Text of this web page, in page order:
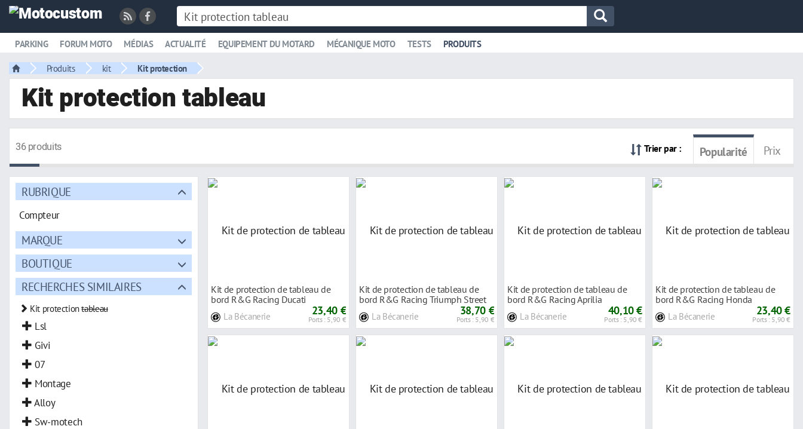
PARKING FORUM MOTO MÉDIAS ACTUALITÉ EQUIPEMENT DU MOTARD MÉCANIQUE MOTO TESTS PRODUITS
Produits kit Kit protection
Kit protection tableau
36 produits Trier par : Popularité Prix
RUBRIQUE
Compteur
MARQUE
BOUTIQUE
RECHERCHES SIMILAIRES
Kit protectiontableau
Lsl
Givi
07
Montage
Alloy
Sw-motech
Kit de protection de tableau de
bord R&G Racing Ducati
La Bécanerie 23,40 €
Ports : 5,90 €
Kit de protection de tableau de
bord R&G Racing Triumph Street
La Bécanerie 38,70 €
Ports : 5,90 €
Kit de protection de tableau de
bord R&G Racing Aprilia
La Bécanerie 40,10 €
Ports : 5,90 €
Kit de protection de tableau de
bord R&G Racing Honda
La Bécanerie 23,40 €
Ports : 5,90 €